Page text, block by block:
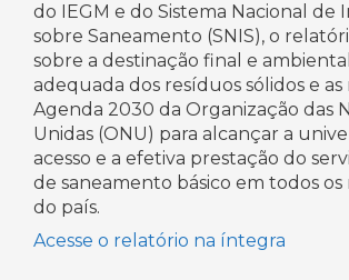
do IEGM e do Sistema Nacional de
sobre Saneamento (SNIS), o
sobre a destinação final e
adequada dos resíduos sólidos e as
Agenda 2030 da Organização das
Unidas (ONU) para alcançar a
acesso e a efetiva prestação do
de saneamento básico em todos
do país.
Acesse o relatório na íntegra